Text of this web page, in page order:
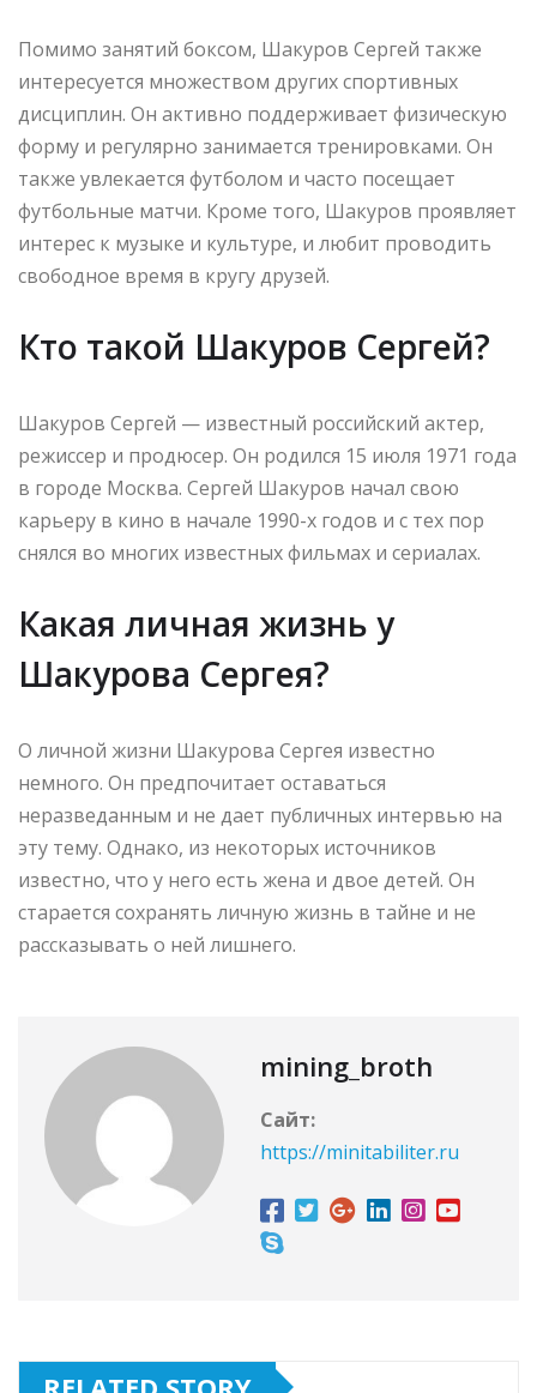
Помимо занятий боксом, Шакуров Сергей также
интересуется множеством других спортивных
дисциплин. Он активно поддерживает физическую
форму и регулярно занимается тренировками. Он
также увлекается футболом и часто посещает
футбольные матчи. Кроме того, Шакуров проявляет
интерес к музыке и культуре, и любит проводить
свободное время в кругу друзей.
Кто такой Шакуров Сергей?
Шакуров Сергей — известный российский актер,
режиссер и продюсер. Он родился 15 июля 1971 года
в городе Москва. Сергей Шакуров начал свою
карьеру в кино в начале 1990-х годов и с тех пор
снялся во многих известных фильмах и сериалах.
Какая личная жизнь у
Шакурова Сергея?
О личной жизни Шакурова Сергея известно
немного. Он предпочитает оставаться
неразведанным и не дает публичных интервью на
эту тему. Однако, из некоторых источников
известно, что у него есть жена и двое детей. Он
старается сохранять личную жизнь в тайне и не
рассказывать о ней лишнего.
mining_broth
Сайт:
https://minitabiliter.ru